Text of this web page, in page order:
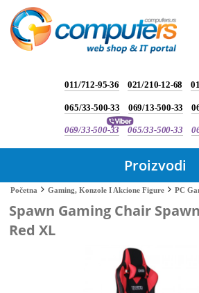
011/712-95-36 021/210-12-68
065/33-500-33 069/13-500-33
069/33-500-33 065/33-500-33
Proizvodi
Početna Gaming, Konzole I Akcione Figure PC
Spawn Gaming Chair
Red XL